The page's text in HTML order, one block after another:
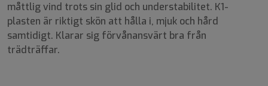
måttlig vind trots sin glid och understabilitet. K1-
plasten är riktigt skön att hålla i, mjuk och hård
samtidigt. Klarar sig förvånansvärt bra från
trädträffar.